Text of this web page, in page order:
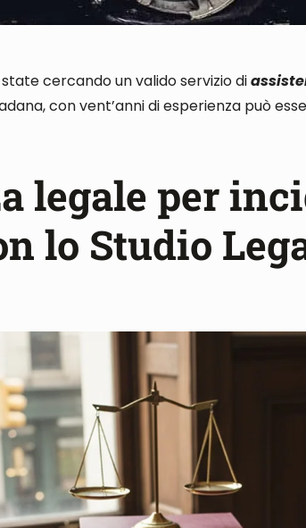
cercando un valido servizio di
con vent’anni di esperienza può
legale per
lo Studio